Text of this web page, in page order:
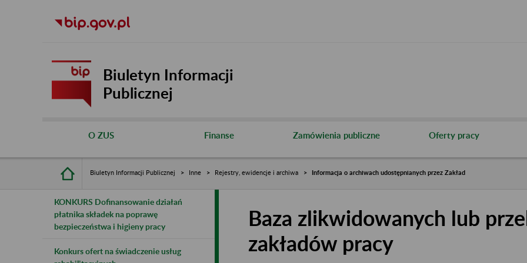
Biuletyn Informacji
Publicznej
O ZUS Finanse Zamówienia publiczne Oferty pracy
Biuletyn Informacji Publicznej Inne Rejestry, ewidencje i archiwa Informacja o archiwach udostępnianych przez Zakład
KONKURS Dofinansowanie działań
płatnika składek na poprawę
bezpieczeństwa i higieny pracy
Konkurs ofert na świadczenie usług
Baza zlikwidowanych lub
zakładów pracy